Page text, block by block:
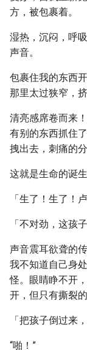
方，被包裹着。
湿热，沉闷，呼
声音。
包裹住我的东西
那里太过狭窄，
清亮感席卷而来
有别的东西抓住
拽出去，刺痛的
这就是生命的诞生
「生了！生了！
「不对劲，这孩
声音震耳欲聋的
我不知道自己身
怪。眼睛睁不开
开，但只有撕裂的
「把孩子倒过来
“啪！”